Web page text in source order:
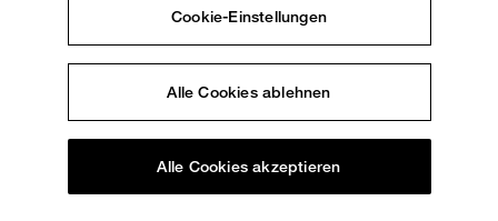
Cookie-Einstellungen
Alle Cookies ablehnen
Alle Cookies akzeptieren